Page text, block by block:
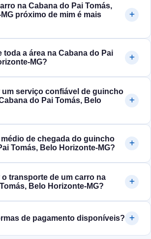
na Cabana do Pai Tomás,
próximo de mim é mais
toda a área na Cabana do Pai
serviço confiável de guincho
do Pai Tomás, Belo
de chegada do guincho
Tomás, Belo Horizonte‑MG?
o transporte de um carro na
Belo Horizonte‑MG?
de pagamento disponíveis?